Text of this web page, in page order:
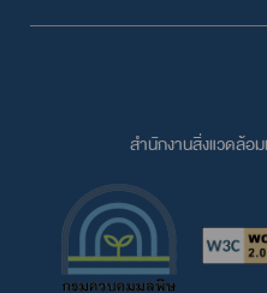
สำนักงานสิ่งแวดล้อ